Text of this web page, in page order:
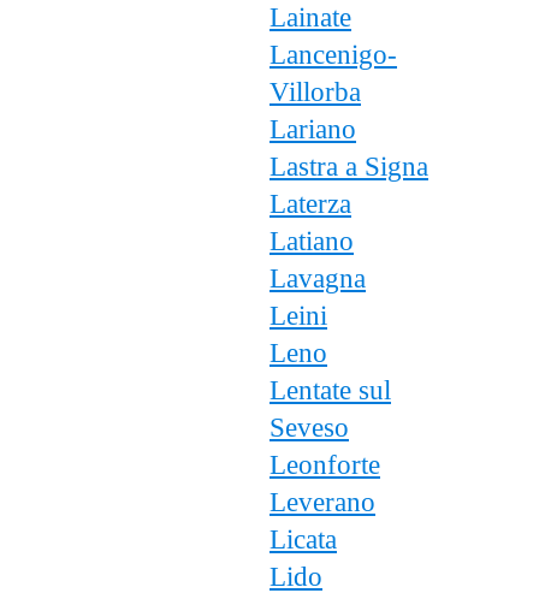
Lainate
Lancenigo-
Villorba
Lariano
Lastra a Signa
Laterza
Latiano
Lavagna
Leini
Leno
Lentate sul
Seveso
Leonforte
Leverano
Licata
Lido